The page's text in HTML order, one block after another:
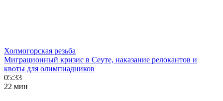
Холмогорская резьба
Миграционный кризис в Сеуте, наказание релокантов и
квоты для олимпиадников
05:33
22 мин